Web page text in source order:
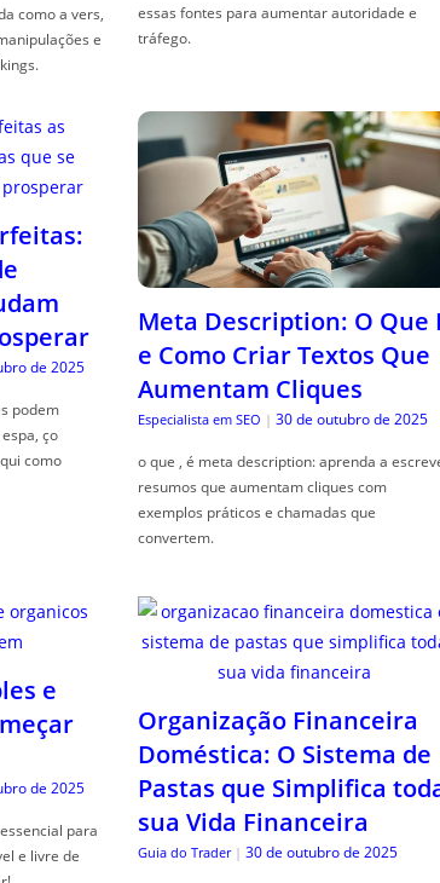
como a vers,
e
essas fontes para aumentar autoridade e
tráfego.
de 2025
podem
ço
como
Meta Description: O Que
e Como Criar Textos Que
Aumentam Cliques
Especialista em SEO | 30 de outubro de 2025
o que , é meta description: aprenda a
resumos que aumentam cliques com
exemplos práticos e chamadas que
convertem.
e
de 2025
para
e livre de
Organização Financeira
Doméstica: O Sistema de
Pastas que Simplifica
sua Vida Financeira
Guia do Trader | 30 de outubro de 2025